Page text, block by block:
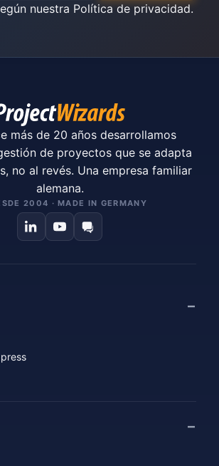
nuestra Política de privacidad.
más de 20 años desarrollamos
de proyectos que se adapta
no al revés. Una empresa familiar
alemana.
2004 · MADE IN GERMANY